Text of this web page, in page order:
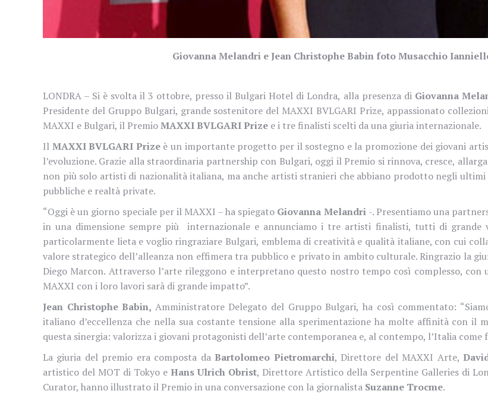
Giovanna Melandri e Jean Christophe Babin foto Musacchio
LONDRA – Si è svolta il 3 ottobre, presso il Bulgari Hotel di Londra, alla presenza di Giovanna
Presidente del Gruppo Bulgari, grande sostenitore del MAXXI BVLGARI Prize, appassionato
MAXXI e Bulgari, il PremioMAXXI BVLGARI Prize e i tre finalisti scelti da una giuria internazionale.
Il MAXXI BVLGARI Prizeè un importante progetto per il sostegno e la promozione dei giovani
l’evoluzione. Grazie alla straordinaria partnership con Bulgari, oggi il Premio si rinnova, cresce,
non più solo artisti di nazionalità italiana, ma anche artisti stranieri che abbiano prodotto negli
pubbliche e realtà private.
“Oggi è un giorno speciale per il MAXXI – ha spiegato Giovanna Melandri -. Presentiamo una
in una dimensione sempre più
internazionale e annunciamo i tre artisti finalisti, tutti di grande
particolarmente lieta e voglio ringraziare Bulgari, emblema di creatività e qualità italiane, con cui
valore strategico dell’alleanza non effimera tra pubblico e privato in ambito culturale. Ringrazio la
Diego Marcon. Attraverso l’arte rileggono e interpretano questo nostro tempo così complesso,
MAXXI con i loro lavori sarà di grande impatto”.
Jean Christophe Babin, Amministratore Delegato del Gruppo Bulgari, ha così commentato:
italiano d’eccellenza che nella sua costante tensione alla sperimentazione ha molte affinità con il
questa sinergia: valorizza i giovani protagonisti dell’arte contemporanea e, al contempo, l’Italia come
La giuria del premio era composta daBartolomeo Pietromarchi, Direttore del MAXXI Arte,
artistico del MOT di Tokyo e Hans Ulrich Obrist, Direttore Artistico della Serpentine Galleries di
Curator, hanno illustrato il Premio in una conversazione con la giornalista Suzanne Trocme.